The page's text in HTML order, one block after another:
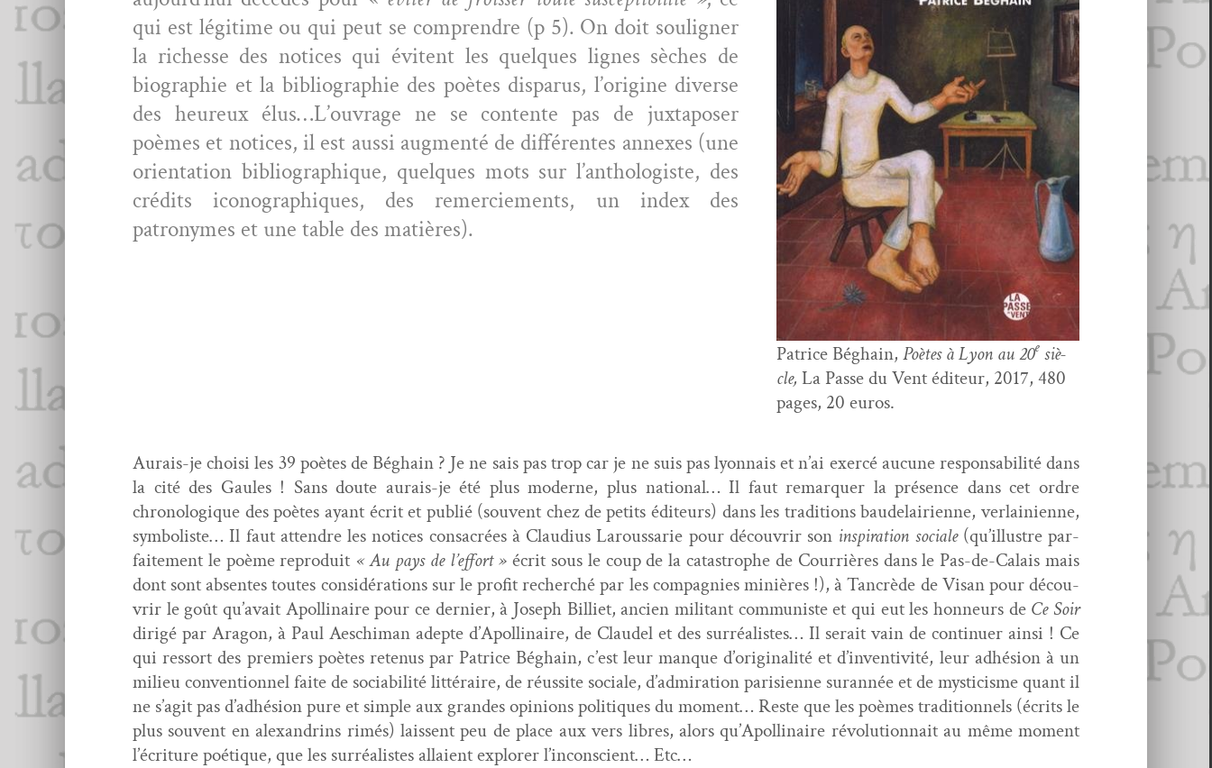
qui est légitime ou qui peut se com­pren­dre (p 5). On doit soulign­er
la richesse des notices qui évi­tent les quelques lignes sèch­es de
biogra­phie et la bib­li­ogra­phie des poètes dis­parus, l’origine diverse
des heureux élus…L’ouvrage ne se con­tente pas de jux­ta­pos­er
poèmes et notices, il est aus­si aug­men­té de dif­férentes annex­es (une
ori­en­ta­tion bib­li­ographique, quelques mots sur l’anthologiste, des
crédits icono­graphiques, des remer­ciements, un index des
patronymes et une table des matières).
Patrice Béghain, Poètes à Lyon au 20e siè­
cle, La Passe du Vent édi­teur, 2017, 480
pages, 20 euros.
Aurais-je choisi les 39 poètes de Béghain ? Je ne sais pas trop car je ne suis pas lyon­nais et n’ai exer­cé aucune respon­s­abil­ité dans
la cité des Gaules ! Sans doute aurais-je été plus mod­erne, plus nation­al… Il faut remar­quer la présence dans cet ordre
chronologique des poètes ayant écrit et pub­lié (sou­vent chez de petits édi­teurs) dans les tra­di­tions baude­lairi­enne, ver­laini­enne,
sym­bol­iste… Il faut atten­dre les notices con­sacrées à Claudius Larous­sarie pour décou­vrir son inspi­ra­tion sociale(qu’illustre par­
faite­ment le poème repro­duit « Au pays de l’effort »écrit sous le coup de la cat­a­stro­phe de Cour­rières dans le Pas-de-Calais mais
dont sont absentes toutes con­sid­éra­tions sur le prof­it recher­ché par les com­pag­nies minières !), à Tan­crède de Visan pour décou­
vrir le goût qu’avait Apol­li­naire pour ce dernier, à Joseph Bil­li­et, ancien mil­i­tant com­mu­niste et qui eut les hon­neurs de Ce Soir
dirigé par Aragon, à Paul Aeschi­man adepte d’Apollinaire, de Claudel et des sur­réal­istes… Il serait vain de con­tin­uer ain­si ! Ce
qui ressort des pre­miers poètes retenus par Patrice Béghain, c’est leur manque d’originalité et d’inventivité, leur adhé­sion à un
milieu con­ven­tion­nel faite de socia­bil­ité lit­téraire, de réus­site sociale, d’admiration parisi­enne suran­née et de mys­ti­cisme quant il
ne s’agit pas d’adhésion pure et sim­ple aux grandes opin­ions poli­tiques du moment… Reste que les poèmes tra­di­tion­nels (écrits le
plus sou­vent en alexan­drins rimés) lais­sent peu de place aux vers libres, alors qu’Apollinaire révo­lu­tion­nait au même moment
l’écriture poé­tique, que les sur­réal­istes allaient explor­er l’inconscient… Etc…